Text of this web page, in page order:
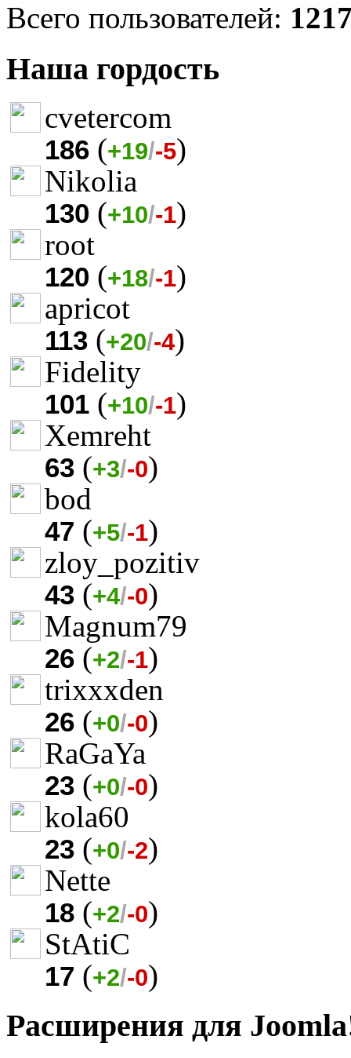
Всего пользователей:
Наша гордость
cvetercom
186 (+19/-5)
Nikolia
130 (+10/-1)
root
120 (+18/-1)
apricot
113 (+20/-4)
Fidelity
101 (+10/-1)
Xemreht
63 (+3/-0)
bod
47 (+5/-1)
zloy_pozitiv
43 (+4/-0)
Magnum79
26 (+2/-1)
trixxxden
26 (+0/-0)
RaGaYa
23 (+0/-0)
kola60
23 (+0/-2)
Nette
18 (+2/-0)
StAtiC
17 (+2/-0)
Расширения для